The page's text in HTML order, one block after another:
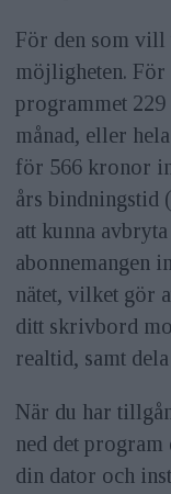
För den som vill
möjligheten.
programmet
månad, eller
för 566 kronor
års bindningstid
att kunna
abonnemangen
nätet, vilket gör
ditt skrivbord
realtid, samt
När du har
ned det
din dator och